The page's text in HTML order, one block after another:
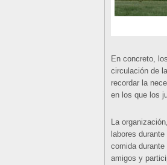
En concreto,
circulación de
recordar la
en los que los
La
labores
comida
amigos y